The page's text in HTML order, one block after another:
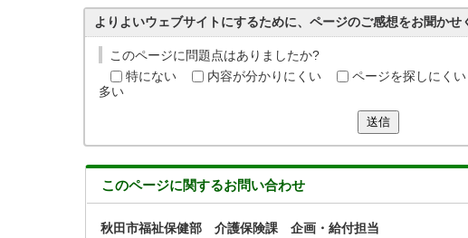
よりよいウェブサイトにするために、ページのご感想をお聞かせ
このページに問題点はありましたか?
特にない
内容が分かりにくい
ページを探しにくい
多い
送信
このページに関するお問い合わせ
秋田市福祉保健部 介護保険課 企画・給付担当